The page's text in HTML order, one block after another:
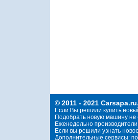
© 2011 - 2021
Если Вы решили купить
Подобрать новую машину не
Еженедельно
Если вы решили узнать
Дополнительные сервисы: